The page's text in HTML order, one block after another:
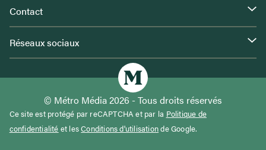
Contact
Réseaux sociaux
© Métro Média 2026 - Tous droits réservés
Ce site est protégé par reCAPTCHA et par la Politique de
confidentialité et lesConditions d'utilisationde Google.